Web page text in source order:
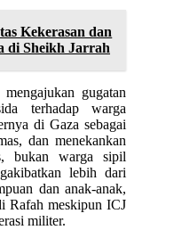
Kekerasan dan
di Sheikh Jarrah
gugatan
terhadap warga
di Gaza sebagai
dan menekankan
bukan warga sipil
lebih dari
dan anak-anak,
Rafah meskipun ICJ
militer.